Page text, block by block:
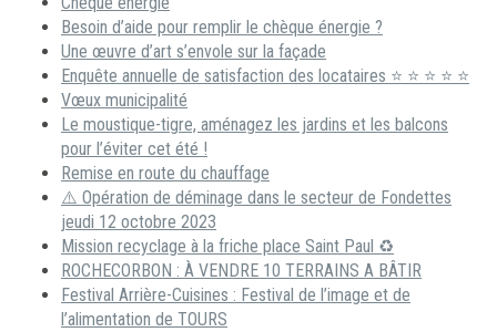
Besoin d’aide pour remplir le chèque énergie ?
Une œuvre d’art s’envole sur la façade
Enquête annuelle de satisfaction des locataires ⭐ ⭐ ⭐ ⭐ ⭐
Vœux municipalité
Le moustique-tigre, aménagez les jardins et les balcons
pour l’éviter cet été !
Remise en route du chauffage
⚠️ Opération de déminage dans le secteur de Fondettes
jeudi 12 octobre 2023
Mission recyclage à la friche place Saint Paul ♻️
ROCHECORBON : À VENDRE 10 TERRAINS A BÂTIR
Festival Arrière-Cuisines : Festival de l’image et de
l’alimentation de TOURS